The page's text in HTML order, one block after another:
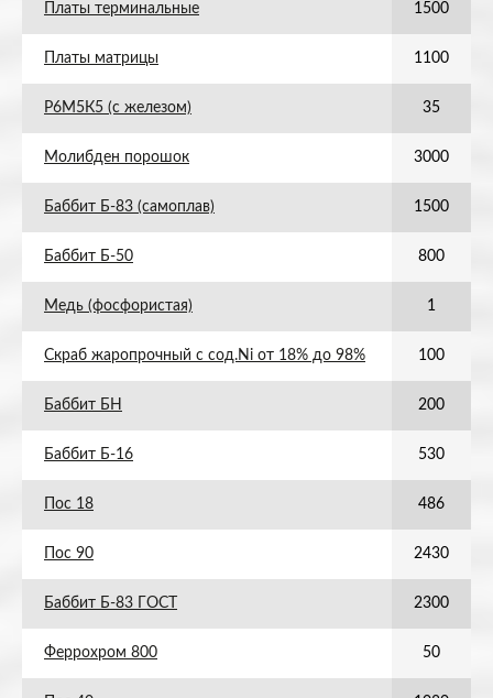
Платы терминальные 1500
Платы матрицы 1100
Р6М5К5 (с железом) 35
Молибден порошок 3000
Баббит Б-83 (самоплав) 1500
Баббит Б-50 800
Медь (фосфористая) 1
Скраб жаропрочный с сод.Ni от 18% до 98% 100
Баббит БН 200
Баббит Б-16 530
Пос 18 486
Пос 90 2430
Баббит Б-83 ГОСТ 2300
Феррохром 800 50